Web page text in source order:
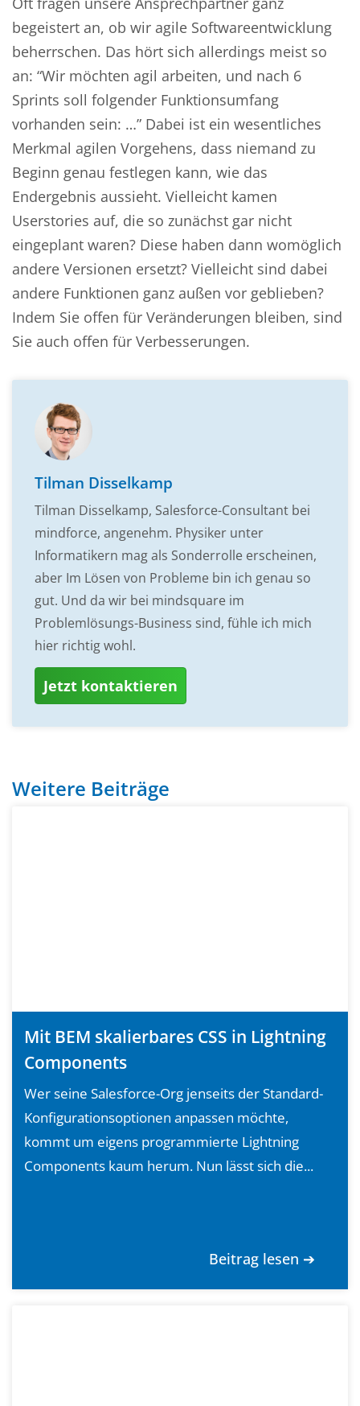
begeistert an, ob wir agile Softwareentwicklung
beherrschen. Das hört sich allerdings meist so
an: “Wir möchten agil arbeiten, und nach 6
Sprints soll folgender Funktionsumfang
vorhanden sein: …” Dabei ist ein wesentliches
Merkmal agilen Vorgehens, dass niemand zu
Beginn genau festlegen kann, wie das
Endergebnis aussieht. Vielleicht kamen
Userstories auf, die so zunächst gar nicht
eingeplant waren? Diese haben dann womöglich
andere Versionen ersetzt? Vielleicht sind dabei
andere Funktionen ganz außen vor geblieben?
Indem Sie offen für Veränderungen bleiben, sind
Sie auch offen für Verbesserungen.
Tilman Disselkamp
Tilman Disselkamp, Salesforce-Consultant bei
mindforce, angenehm. Physiker unter
Informatikern mag als Sonderrolle erscheinen,
aber Im Lösen von Probleme bin ich genau so
gut. Und da wir bei mindsquare im
Problemlösungs-Business sind, fühle ich mich
hier richtig wohl.
Jetzt kontaktieren
Weitere Beiträge
Mit BEM skalierbares CSS in Lightning
Components
Wer seine Salesforce-Org jenseits der Standard-
Konfigurationsoptionen anpassen möchte,
kommt um eigens programmierte Lightning
Components kaum herum. Nun lässt sich die...
Beitrag lesen ➔